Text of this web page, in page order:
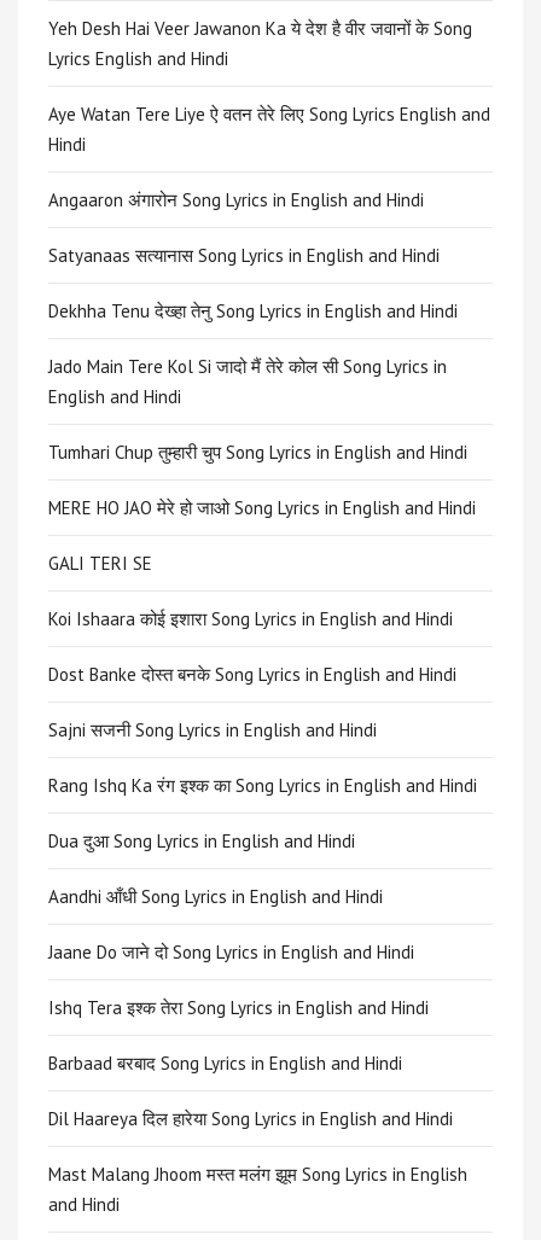
Yeh Desh Hai Veer Jawanon Ka ये देश है वीर जवानों के Song
Lyrics English and Hindi
Aye Watan Tere Liye ऐ वतन तेरे लिए Song Lyrics English and
Hindi
Angaaron अंगारोन Song Lyrics in English and Hindi
Satyanaas सत्यानास Song Lyrics in English and Hindi
Dekhha Tenu देख्हा तेनु Song Lyrics in English and Hindi
Jado Main Tere Kol Si जादो मैं तेरे कोल सी Song Lyrics in
English and Hindi
Tumhari Chup तुम्हारी चुप Song Lyrics in English and Hindi
MERE HO JAO मेरे हो जाओ Song Lyrics in English and Hindi
GALI TERI SE
Koi Ishaara कोई इशारा Song Lyrics in English and Hindi
Dost Banke दोस्त बनके Song Lyrics in English and Hindi
Sajni सजनी Song Lyrics in English and Hindi
Rang Ishq Ka रंग इश्क का Song Lyrics in English and Hindi
Dua दुआ Song Lyrics in English and Hindi
Aandhi आँधी Song Lyrics in English and Hindi
Jaane Do जाने दो Song Lyrics in English and Hindi
Ishq Tera इश्क तेरा Song Lyrics in English and Hindi
Barbaad बरबाद Song Lyrics in English and Hindi
Dil Haareya दिल हारेया Song Lyrics in English and Hindi
Mast Malang Jhoom मस्त मलंग झूम Song Lyrics in English
and Hindi